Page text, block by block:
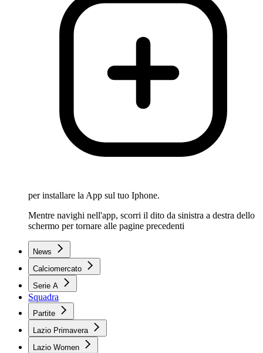
per installare la App sul tuo Iphone.
Mentre navighi nell'app, scorri il dito da sinistra a destra dello
schermo per tornare alle pagine precedenti
News
Calciomercato
Serie A
Squadra
Partite
Lazio Primavera
Lazio Women